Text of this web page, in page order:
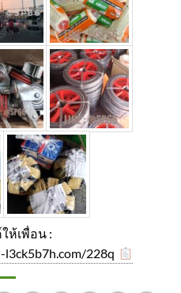
ห้เพื่อน :
228q